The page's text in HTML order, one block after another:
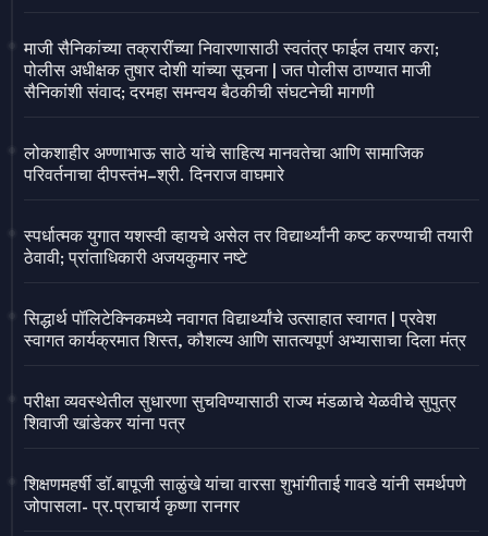
माजी सैनिकांच्या तक्रारींच्या निवारणासाठी स्वतंत्र फाईल तयार करा;
पोलीस अधीक्षक तुषार दोशी यांच्या सूचना | जत पोलीस ठाण्यात माजी
सैनिकांशी संवाद; दरमहा समन्वय बैठकीची संघटनेची मागणी
लोकशाहीर अण्णाभाऊ साठे यांचे साहित्य मानवतेचा आणि सामाजिक
परिवर्तनाचा दीपस्तंभ–श्री. दिनराज वाघमारे
स्पर्धात्मक युगात यशस्वी व्हायचे असेल तर विद्यार्थ्यांनी कष्ट करण्याची तयारी
ठेवावी; प्रांताधिकारी अजयकुमार नष्टे
सिद्धार्थ पॉलिटेक्निकमध्ये नवागत विद्यार्थ्यांचे उत्साहात स्वागत | प्रवेश
स्वागत कार्यक्रमात शिस्त, कौशल्य आणि सातत्यपूर्ण अभ्यासाचा दिला मंत्र
परीक्षा व्यवस्थेतील सुधारणा सुचविण्यासाठी राज्य मंडळाचे येळवीचे सुपुत्र
शिवाजी खांडेकर यांना पत्र
शिक्षणमहर्षी डॉ.बापूजी साळुंखे यांचा वारसा शुभांगीताई गावडे यांनी समर्थपणे
जोपासला- प्र.प्राचार्य कृष्णा रानगर